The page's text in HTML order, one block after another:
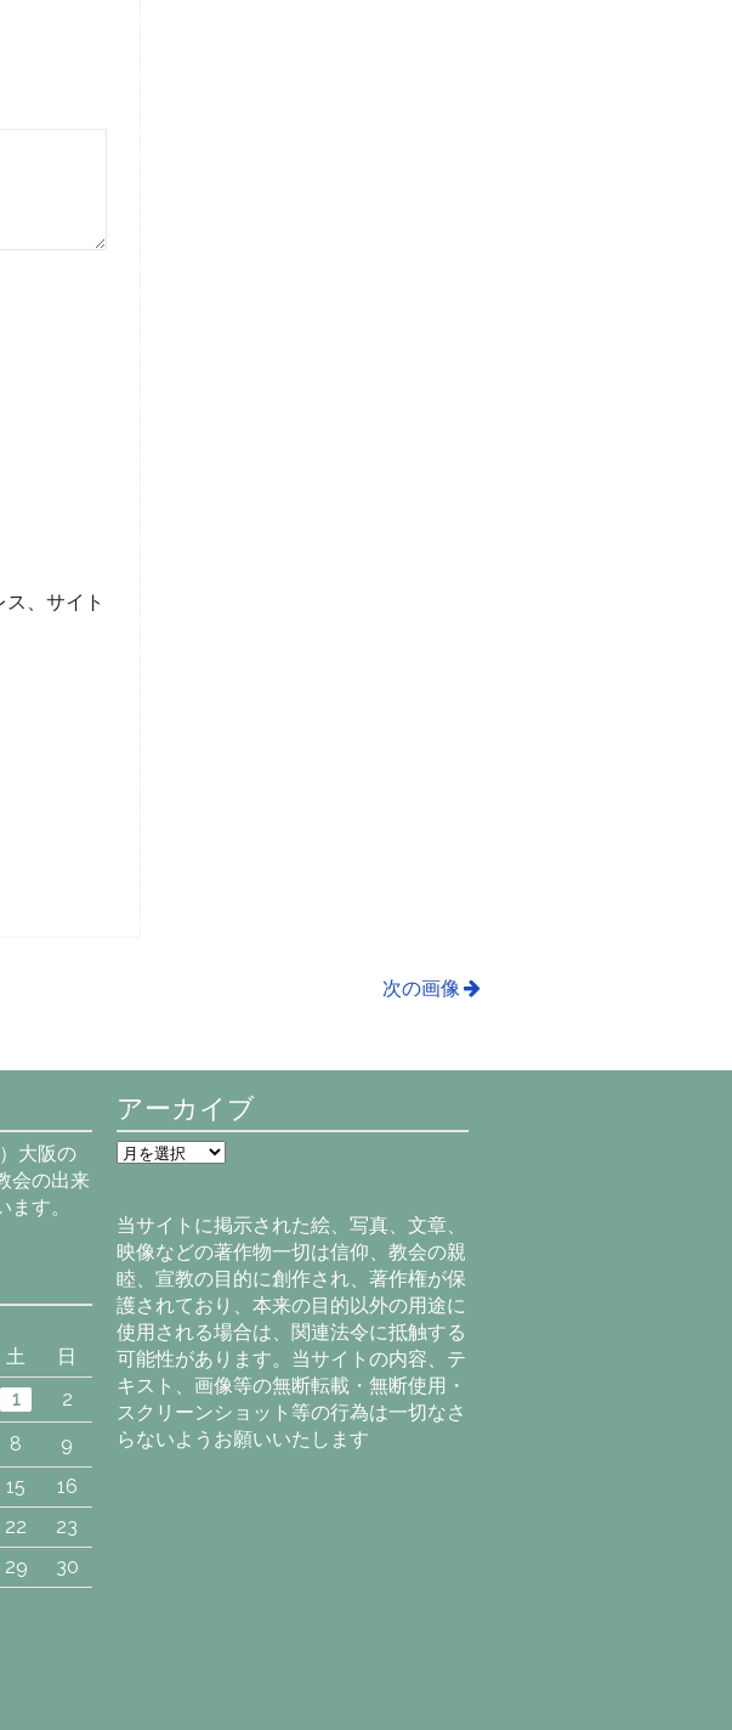
、サイト
次の画像
大阪の
会の出来
す。
アーカイブ
ア
ー
ブ
当サイトに掲示された絵、写真、文章、
映像などの著作物一切は信仰、教会の親
睦、宣教の目的に創作され、著作権が保
護されており、本来の目的以外の用途に
使用される場合は、関連法令に抵触する
可能性があります。当サイトの内容、テ
キスト、画像等の無断転載・無断使用・
スクリーンショット等の行為は一切なさ
らないようお願いいたします
土
日
1
2
8
9
15
16
22
23
29
30